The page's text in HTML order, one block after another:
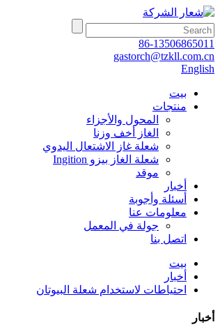
86-13506865011
gastorch@tzkll.com.cn
English
بيت
منتجات
المحول والأجزاء
الغاز أخف وزنا
شعلة غاز الاشتعال اليدوي
شعلة الغاز بيزو Ingition
موقد
أخبار
أسئلة وأجوبة
معلومات عنا
جولة في المعمل
اتصل بنا
بيت
أخبار
احتياطات لاستخدام شعلة البيوتان
أخبار